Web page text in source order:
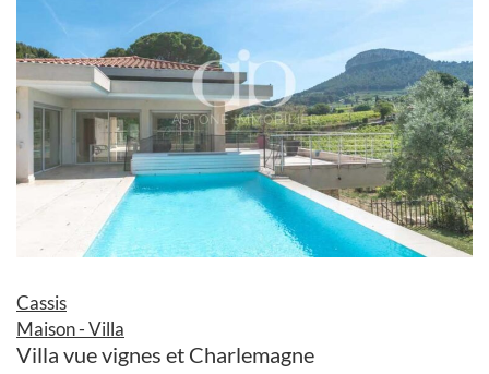
Cassis
Maison - Villa
Villa vue vignes et Charlemagne